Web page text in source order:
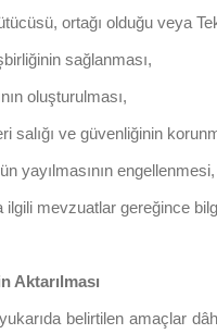
ortağı olduğu veya
sağlanması,
oluşturulması,
salığı ve güvenliğinin
yayılmasının engellenmesi,
ilgili mevzuatlar gereğince
Aktarılması
belirtilen amaçlar